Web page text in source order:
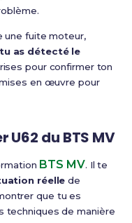
une fuite moteur,
as détecté le
pour confirmer ton
en œuvre pour
du BTS MV
BTS MV. Il te
réelle de
que tu es
techniques de manière